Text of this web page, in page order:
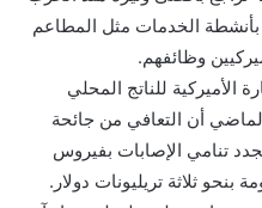
العالمية الثانية، إذ عصف كوفيد-19 بأنشطة الخدمات مثل المطاعم
وظائفهم.
الأميركية للناتج المحلي
أن التعافي من جائحة
تنامي الإصابات بفيروس
ثلاثة تريليونات دولار.